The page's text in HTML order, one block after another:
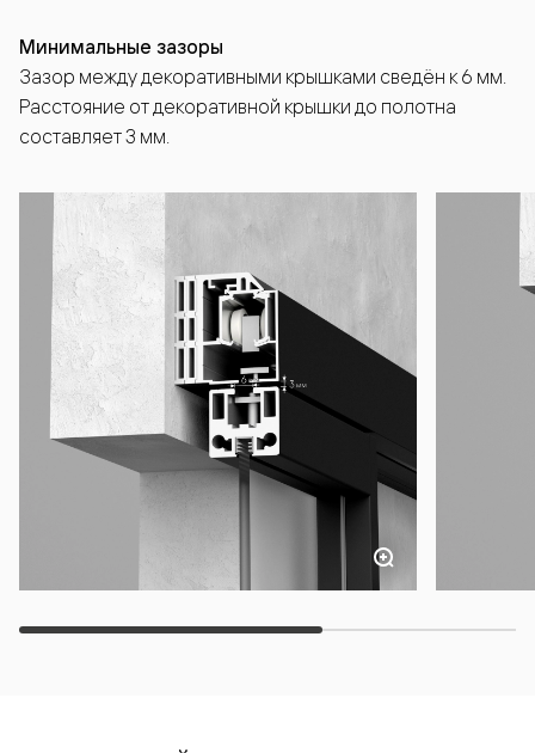
Минимальные зазоры
Зазор между декоративными крышками сведён к 6 мм.
Расстояние от декоративной крышки до полотна
составляет 3 мм.